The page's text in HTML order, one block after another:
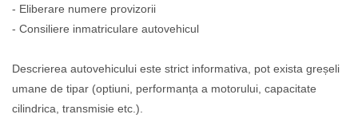
- Eliberare numere provizorii
- Consiliere inmatriculare autovehicul
Descrierea autovehicului este strict informativa, pot exista greșeli
umane de tipar (optiuni, performanța a motorului, capacitate
cilindrica, transmisie etc.).